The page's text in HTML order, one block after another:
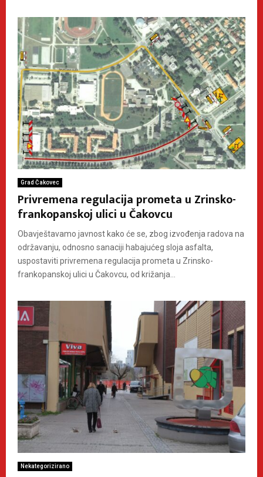
Grad Čakovec
Privremena regulacija prometa u Zrinsko-
frankopanskoj ulici u Čakovcu
Obavještavamo javnost kako će se, zbog izvođenja radova na
održavanju, odnosno sanaciji habajućeg sloja asfalta,
uspostaviti privremena regulacija prometa u Zrinsko-
frankopanskoj ulici u Čakovcu, od križanja...
Nekategorizirano